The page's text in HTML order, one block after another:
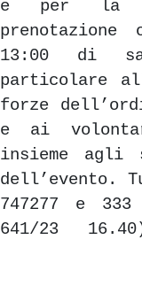
e per la
13:00 di
particolare
forze
e ai
insieme agli
dell’evento.
747277 e
641/23